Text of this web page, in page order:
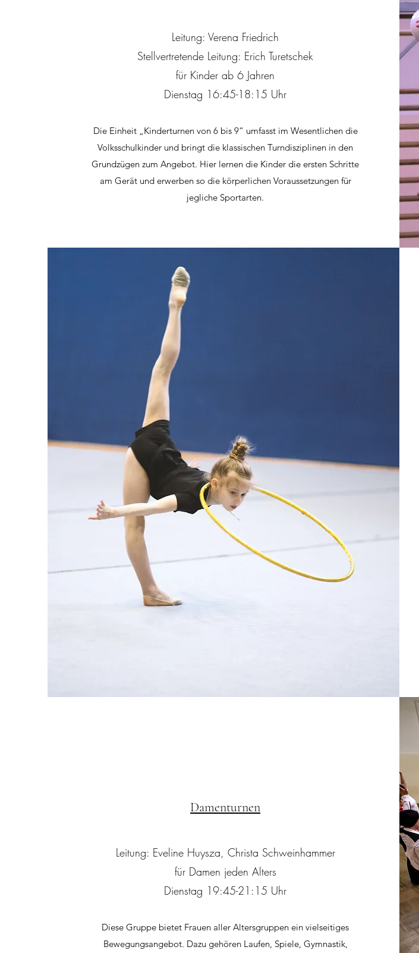
Leitung: Verena Friedrich
Stellvertretende Leitung: Erich Turetschek
für Kinder ab 6 Jahren
Dienstag 16:45-18:15 Uhr
Die Einheit „Kinderturnen von 6 bis 9“ umfasst im Wesentlichen die
Volksschulkinder und bringt die klassischen Turndisziplinen in den
Grundzügen zum Angebot. Hier lernen die Kinder die ersten Schritte
am Gerät und erwerben so die körperlichen Voraussetzungen für
jegliche Sportarten.
Damenturnen
Leitung: Eveline Huysza, Christa Schweinhammer
für Damen jeden Alters
Dienstag 19:45-21:15 Uhr
Diese Gruppe bietet Frauen aller Altersgruppen ein vielseitiges
Bewegungsangebot. Dazu gehören Laufen, Spiele, Gymnastik,